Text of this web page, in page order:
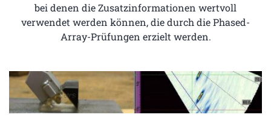
bei denen die Zusatzinformationen wertvoll
verwendet werden können, die durch die Phased-
Array-Prüfungen erzielt werden.